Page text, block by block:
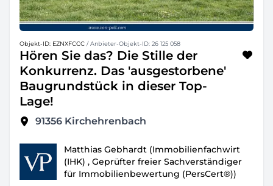
Objekt-ID: EZNXFCCC / Anbieter-Objekt-ID: 26 125 058
Hören Sie das? Die Stille der
Konkurrenz. Das 'ausgestorbene'
Baugrundstück in dieser Top-
Lage!
91356 Kirchehrenbach
Matthias Gebhardt (Immobilienfachwirt
(IHK) , Geprüfter freier Sachverständiger
für Immobilienbewertung (PersCert®))